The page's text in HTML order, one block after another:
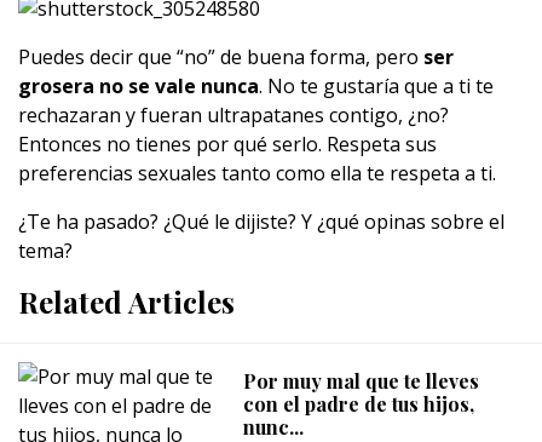
Puedes decir que “no” de buena forma, pero ser
grosera no se vale nunca. No te gustaría que a ti te
rechazaran y fueran ultrapatanes contigo, ¿no?
Entonces no tienes por qué serlo. Respeta sus
preferencias sexuales tanto como ella te respeta a ti.
¿Te ha pasado? ¿Qué le dijiste? Y ¿qué opinas sobre el
tema?
Related Articles
Por muy mal que te lleves
con el padre de tus hijos,
nunc...